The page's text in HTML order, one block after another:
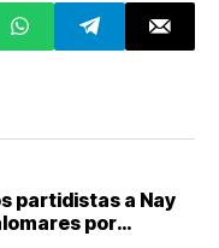
partidistas a Nay
por